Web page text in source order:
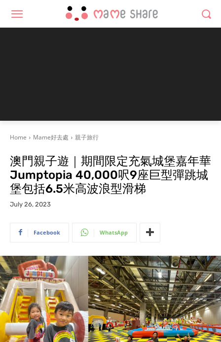
Home Mame好去處 親子旅行
澳門親子遊｜期間限定充氣城堡嘉年華
Jumptopia 40,000呎9座巨型彈跳城
堡包括6.5米高波浪型滑梯
July 26, 2023
Facebook WhatsApp